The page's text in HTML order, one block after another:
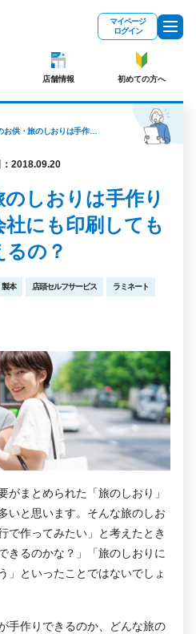
マイページ
ログイン
店舗情報 初めての方へ
旅行のお供・旅のしおりは手作りできる？印刷会社にも印刷してもらえるの？
2018.09.20
しおりは手作り
にも印刷しても
るの？
製本 店頭セルフサービス ラミネート
がまとめられた「旅のしおり」
いと思います。そんな旅のしお
で作ってみたい」と考えたとき
きるのかな？」「旅のしおりに
」といったことではないでしょ
手作りできるのか、どんな旅の